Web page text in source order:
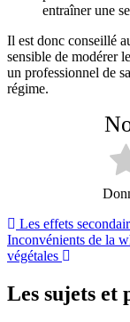
entraîner une
Il est donc conseillé
sensible de modérer
un professionnel de
régime.
Navigation
de
Les effets
Inconvénients de la
végétales
Les sujets et